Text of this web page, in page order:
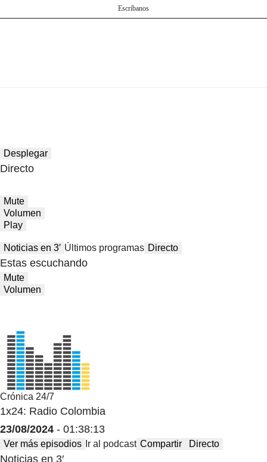
Escríbanos
Desplegar
Directo
Mute
Volumen
Play
Noticias en 3′ Últimos programas Directo
Estas escuchando
Mute
Volumen
Crónica 24/7
1x24: Radio Colombia
23/08/2024 - 01:38:13
Ver más episodios Ir al podcast Compartir Directo
Noticias en 3′